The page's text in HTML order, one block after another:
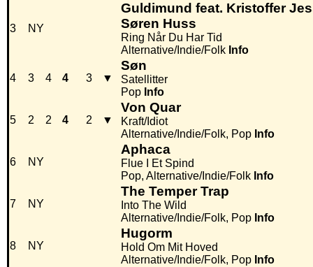
3 NY
Guldimund feat. Kristoffer
Søren Huss
Ring Når Du Har Tid
Alternative/Indie/Folk Info
4 3 4 4 3 ▼
Søn
Satellitter
Pop Info
5 2 2 4 2 ▼
Von Quar
Kraft/Idiot
Alternative/Indie/Folk, Pop Info
6 NY
Aphaca
Flue I Et Spind
Pop, Alternative/Indie/Folk Info
7 NY
The Temper Trap
Into The Wild
Alternative/Indie/Folk, Pop Info
8 NY
Hugorm
Hold Om Mit Hoved
Alternative/Indie/Folk, Pop Info